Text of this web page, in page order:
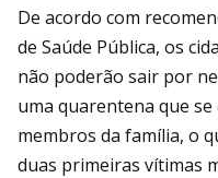
De acordo com
de Saúde Pública, os
não poderão sair por
uma quarentena que
membros da família, o
duas primeiras vítimas